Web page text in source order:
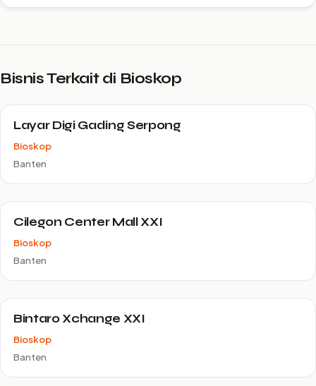
Bisnis Terkait di Bioskop
Layar Digi Gading Serpong
Bioskop
Banten
Cilegon Center Mall XXI
Bioskop
Banten
Bintaro Xchange XXI
Bioskop
Banten